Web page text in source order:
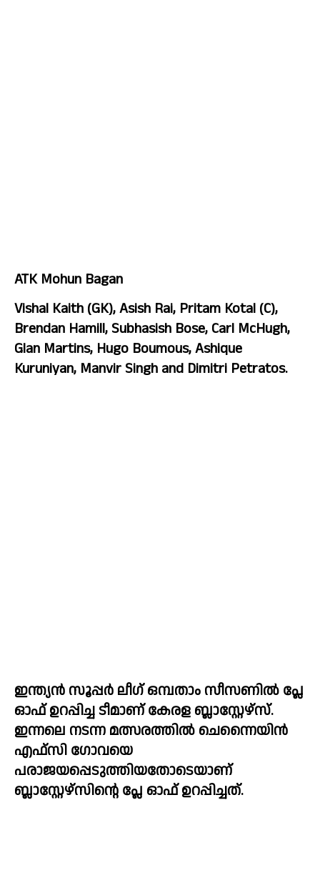
ATK Mohun Bagan
Vishal Kaith (GK), Asish Rai, Pritam Kotal (C),
Brendan Hamill, Subhasish Bose, Carl McHugh,
Glan Martins, Hugo Boumous, Ashique
Kuruniyan, Manvir Singh and Dimitri Petratos.
ഇന്ത്യൻ സൂപ്പർ ലീഗ് ഒമ്പതാം സീസണിൽ പ്ലേ
ഓഫ് ഉറപ്പിച്ച ടീമാണ് കേരള ബ്ലാസ്റ്റേഴ്സ്.
ഇന്നലെ നടന്ന മത്സരത്തിൽ ചെന്നൈയിൻ
എഫ്‌സി ഗോവയെ
പരാജയപ്പെടുത്തിയതോടെയാണ്
ബ്ലാസ്റ്റേഴ്‌സിന്റെ പ്ലേ ഓഫ് ഉറപ്പിച്ചത്.